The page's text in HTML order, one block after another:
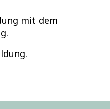
mit dem